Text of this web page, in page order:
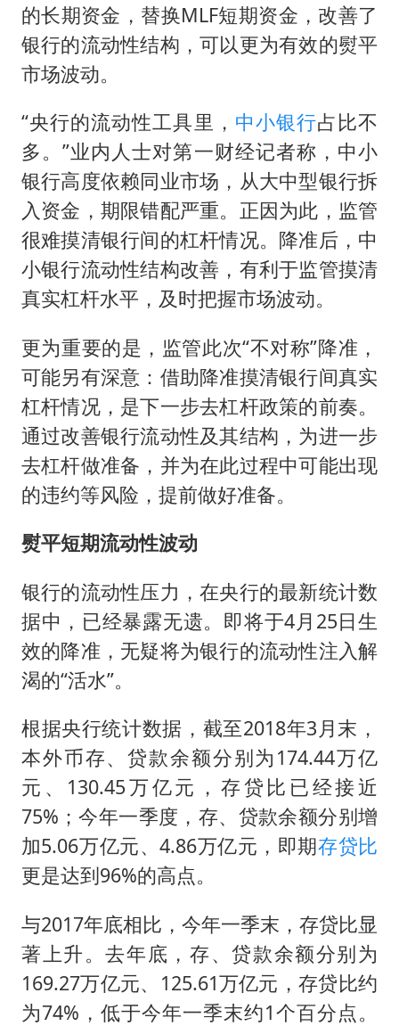
的长期资金，替换MLF短期资金，改善了
银行的流动性结构，可以更为有效的熨平
市场波动。
“央行的流动性工具里， 中小银行占比不
多。”业内人士对第一财经记者称，中小
银行高度依赖同业市场，从大中型银行拆
入资金，期限错配严重。正因为此，监管
很难摸清银行间的杠杆情况。降准后，中
小银行流动性结构改善，有利于监管摸清
真实杠杆水平，及时把握市场波动。
更为重要的是，监管此次“不对称”降准，
可能另有深意：借助降准摸清银行间真实
杠杆情况，是下一步去杠杆政策的前奏。
通过改善银行流动性及其结构，为进一步
去杠杆做准备，并为在此过程中可能出现
的违约等风险，提前做好准备。
熨平短期流动性波动
银行的流动性压力，在央行的最新统计数
据中，已经暴露无遗。即将于4月25日生
效的降准，无疑将为银行的流动性注入解
渴的“活水”。
根据央行统计数据，截至2018年3月末，
本外币存、贷款余额分别为174.44万亿
元、130.45万亿元，存贷比已经接近
75%；今年一季度，存、贷款余额分别增
加5.06万亿元、4.86万亿元，即期存贷比
更是达到96%的高点。
与2017年底相比，今年一季末，存贷比显
著上升。去年底，存、贷款余额分别为
169.27万亿元、125.61万亿元，存贷比约
为74%，低于今年一季末约1个百分点。